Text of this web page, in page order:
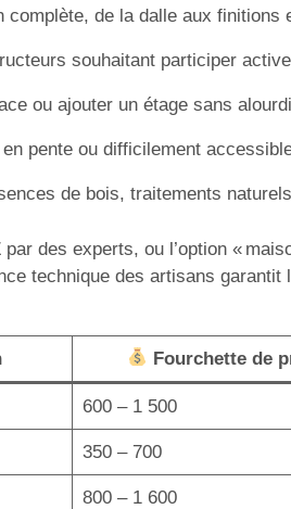
de la dalle aux finitions
souhaitant participer
ou ajouter un étage sans
pente ou difficilement
de bois, traitements
des experts, ou l’option «
technique des artisans
Fourchette de
600 – 1 500
350 – 700
800 – 1 600